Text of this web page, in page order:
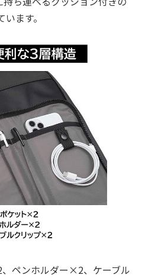
ます。
ペンホルダー×2、ケーブル